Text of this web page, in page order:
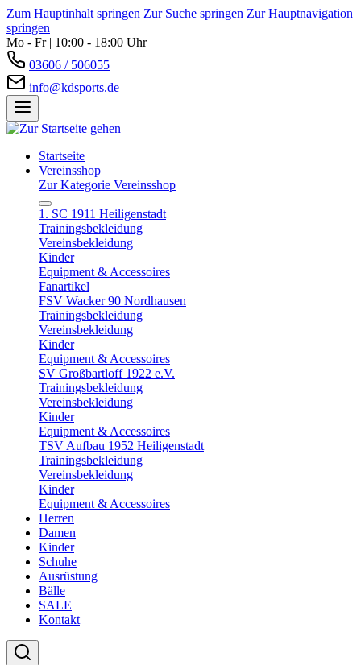
Zum Hauptinhalt springen Zur Suche springen Zur Hauptnavigation
springen
Mo - Fr | 10:00 - 18:00 Uhr
03606 / 506055
info@kdsports.de
Startseite
Vereinsshop
Zur Kategorie Vereinsshop
1. SC 1911 Heiligenstadt
Trainingsbekleidung
Vereinsbekleidung
Kinder
Equipment & Accessoires
Fanartikel
FSV Wacker 90 Nordhausen
Trainingsbekleidung
Vereinsbekleidung
Kinder
Equipment & Accessoires
SV Großbartloff 1922 e.V.
Trainingsbekleidung
Vereinsbekleidung
Kinder
Equipment & Accessoires
TSV Aufbau 1952 Heiligenstadt
Trainingsbekleidung
Vereinsbekleidung
Kinder
Equipment & Accessoires
Herren
Damen
Kinder
Schuhe
Ausrüstung
Bälle
SALE
Kontakt